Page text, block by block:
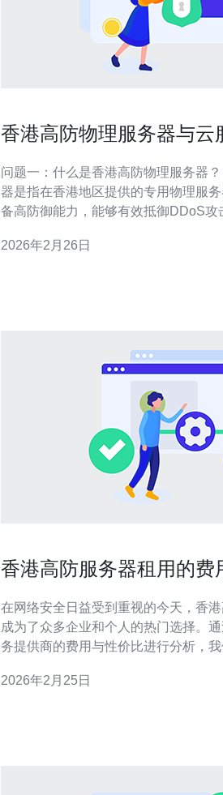
香港高防物理服务器与云
问题一：什么是香港高防物理服务器
器是指在香港地区提供的专用物理服
备高防御能力，能够有效抵御DDoS攻
相对较高，适合需要稳定性和高安全性的应用
2026年2月26日
香港高防服务器租用的费
在网络安全日益受到重视的今天，香
成为了众多企业和个人的热门选择。
务提供商的费用与性价比进行分析，
领域的表现。本文将从多个方面深入探
2026年2月25日